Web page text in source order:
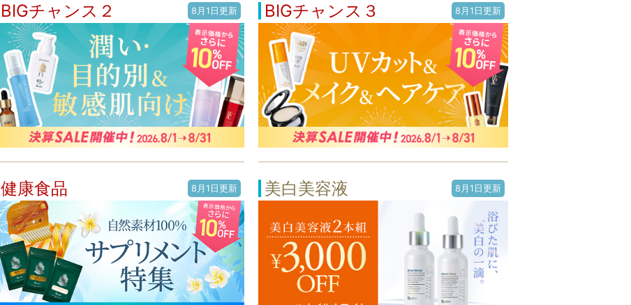
BIGチャンス２ 8月1日更新 BIGチャンス３ 8月1日更新
健康食品 8月1日更新 美白美容液 8月1日更新